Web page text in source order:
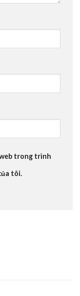
trong trình
tôi.